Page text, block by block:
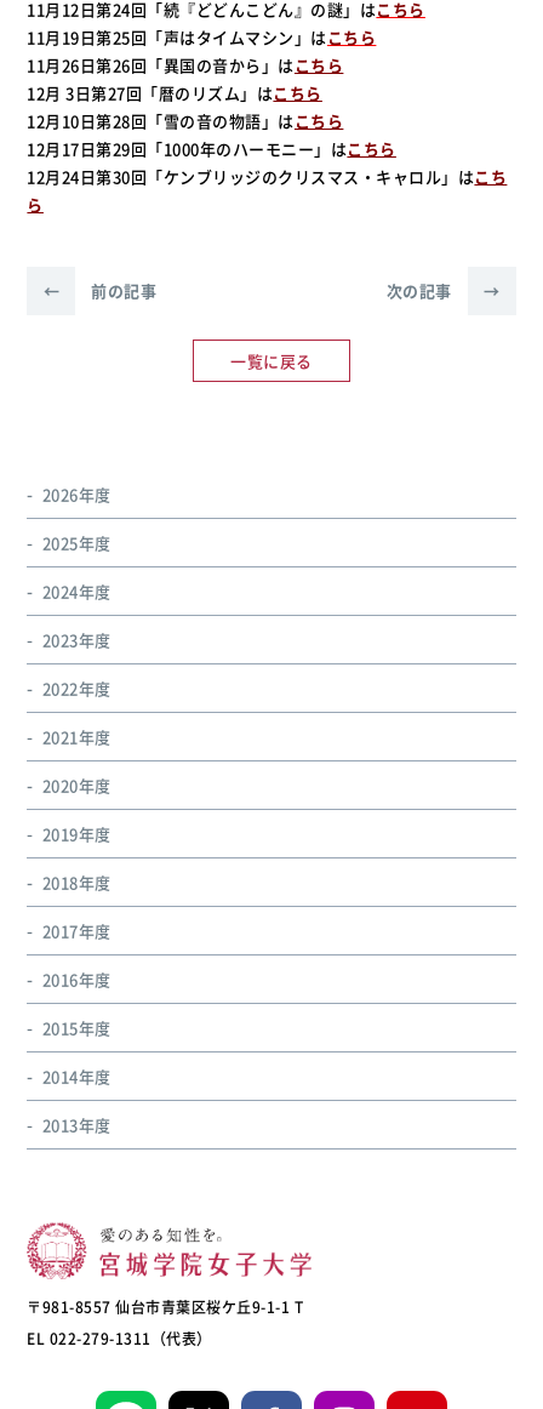
11月12日第24回「続『どどんこどん』の謎」はこちら
11月19日第25回「声はタイムマシン」はこちら
11月26日第26回「異国の音から」はこちら
12月 3日第27回「暦のリズム」はこちら
12月10日第28回「雪の音の物語」はこちら
12月17日第29回「1000年のハーモニー」はこちら
12月24日第30回「ケンブリッジのクリスマス・キャロル」はこち
ら
← 前の記事
一覧に戻る
次の記事 →
2026年度
2025年度
2024年度
2023年度
2022年度
2021年度
2020年度
2019年度
2018年度
2017年度
2016年度
2015年度
2014年度
2013年度
〒981-8557 仙台市青葉区桜ケ丘9-1-1 T
EL 022-279-1311（代表）